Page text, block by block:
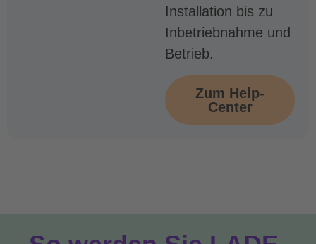
Installation bis zu
Inbetriebnahme und
Betrieb.
Zum Help-
Center